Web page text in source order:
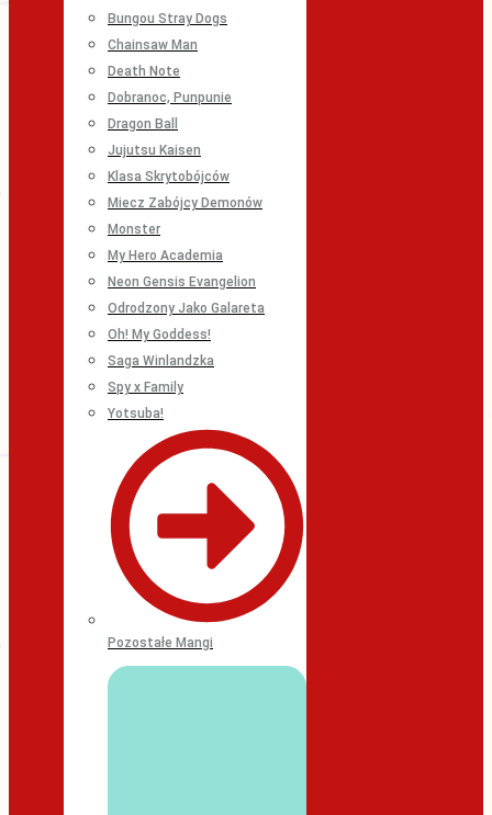
Bungou Stray Dogs
Chainsaw Man
Death Note
Dobranoc, Punpunie
Dragon Ball
Jujutsu Kaisen
Klasa Skrytobójców
Miecz Zabójcy Demonów
Monster
My Hero Academia
Neon Gensis Evangelion
Odrodzony Jako Galareta
Oh! My Goddess!
Saga Winlandzka
Spy x Family
Yotsuba!
Pozostałe Mangi